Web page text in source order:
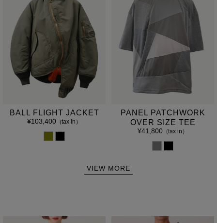
BALL FLIGHT JACKET
¥103,400（tax in）
PANEL PATCHWORK
OVER SIZE TEE
¥41,800（tax in）
VIEW MORE